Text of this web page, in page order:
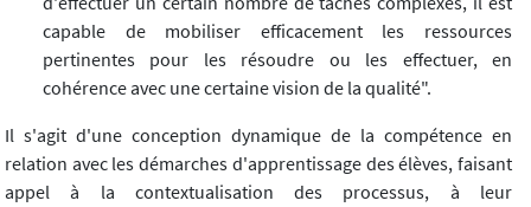
capable de mobiliser efficacement les ressources
pertinentes pour les résoudre ou les effectuer, en
cohérence avec une certaine vision de la qualité".
Il s'agit d'une conception dynamique de la compétence en
relation avec les démarches d'apprentissage des élèves, faisant
appel à la contextualisation des processus, à leur